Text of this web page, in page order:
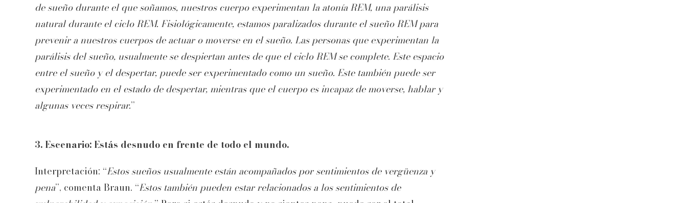
de sueño durante el que soñamos, nuestros cuerpo experimentan la atonía REM, una parálisis
natural durante el ciclo REM. Fisiológicamente, estamos paralizados durante el sueño REM para
prevenir a nuestros cuerpos de actuar o moverse en el sueño. Las personas que experimentan la
parálisis del sueño, usualmente se despiertan antes de que el ciclo REM se complete. Este espacio
entre el sueño y el despertar, puede ser experimentado como un sueño. Este también puede ser
experimentado en el estado de despertar, mientras que el cuerpo es incapaz de moverse, hablar y
algunas veces respirar.”
3. Escenario: Estás desnudo en frente de todo el mundo.
Interpretación: “Estos sueños usualmente están acompañados por sentimientos de vergüenza y
pena”, comenta Braun. “Estos también pueden estar relacionados a los sentimientos de